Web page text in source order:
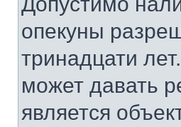
опекуны
тринадцати
может давать
является